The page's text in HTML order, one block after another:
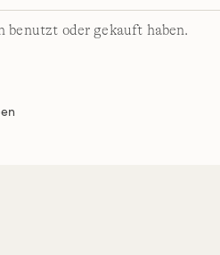
benutzt oder gekauft haben.